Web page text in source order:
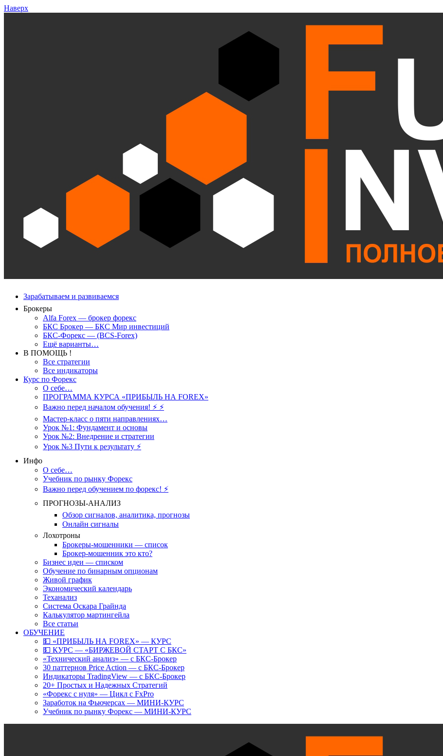
Наверх
Зарабатываем и развиваемся
Брокеры
Alfa Forex — брокер форекс
БКС Брокер — БКС Мир инвестиций
БКС-Форекс — (BCS-Forex)
Ещё варианты…
В ПОМОЩЬ !
Все стратегии
Все индикаторы
Курс по Форекс
О себе…
ПРОГРАММА КУРСА «ПРИБЫЛЬ НА FOREX»
Важно перед началом обучения! ⚡ ⚡
Мастер-класс о пяти направлениях…
Урок №1: Фундамент и основы
Урок №2: Внедрение и стратегии
Урок №3 Пути к результату ⚡️
Инфо
О себе…
Учебник по рынку Форекс
Важно перед обучением по форекс! ⚡
ПРОГНОЗЫ-АНАЛИЗ
Обзор сигналов, аналитика, прогнозы
Онлайн сигналы
Лохотроны
Брокеры-мошенники — список
Брокер-мошенник это кто?
Бизнес идеи — списком
Обучение по бинарным опционам
Живой график
Экономический календарь
Теханализ
Система Оскара Грайнда
Калькулятор мартингейла
Все статьи
ОБУЧЕНИЕ
💵 «ПРИБЫЛЬ НА FOREX» — КУРС
💵 КУРС — «БИРЖЕВОЙ СТАРТ С БКС»
«Технический анализ» — с БКС-Брокер
30 паттернов Price Action — с БКС-Брокер
Индикаторы TradingView — с БКС-Брокер
20+ Простых и Надежных Стратегий
«Форекс с нуля» — Цикл с FxPro
Заработок на Фьючерсах — МИНИ-КУРС
Учебник по рынку Форекс — МИНИ-КУРС